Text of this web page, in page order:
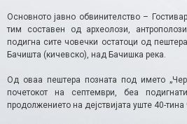
Основното јавно обвинителство –
тим составен од археолози,
подигна сите човечки остатоци од
Бачишта (кичевско), над Бачишка река.
Од оваа пештера позната под името
почетокот на септември, беа
продолжението на дејствијата уште 40-